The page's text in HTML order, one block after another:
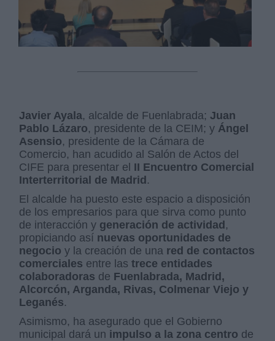
Javier Ayala, alcalde de Fuenlabrada; Juan
Pablo Lázaro, presidente de la CEIM; y Ángel
Asensio, presidente de la Cámara de
Comercio, han acudido al Salón de Actos del
CIFE para presentar el II Encuentro Comercial
Interterritorial de Madrid.
El alcalde ha puesto este espacio a disposición
de los empresarios para que sirva como punto
de interacción y generación de actividad,
propiciando así nuevas oportunidades de
negocio y la creación de una red de contactos
comerciales entre lastrece entidades
colaboradoras de Fuenlabrada, Madrid,
Alcorcón, Arganda, Rivas, Colmenar Viejo y
Leganés.
Asimismo, ha asegurado que el Gobierno
municipal dará un impulso a la zona centro de